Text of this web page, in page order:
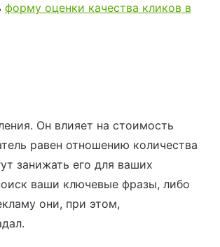
форму оценки качества кликов в
Он влияет на стоимость
равен отношению количества
занижать его для ваших
ваши ключевые фразы, либо
они, при этом,